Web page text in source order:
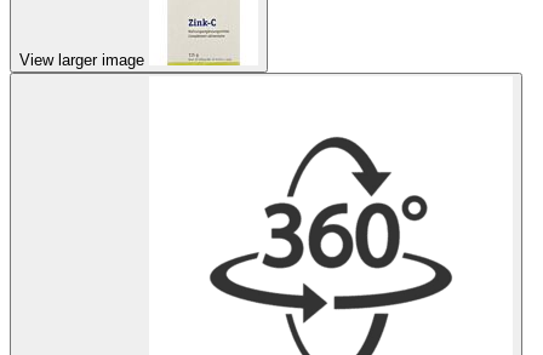
View larger image